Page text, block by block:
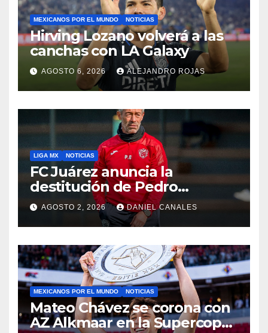
MEXICANOS POR EL MUNDO NOTICIAS
Hirving Lozano volverá a las
canchas con LA Galaxy
AGOSTO 6, 2026 ALEJANDRO ROJAS
LIGA MX NOTICIAS
FC Juárez anuncia la
destitución de Pedro
Caixinha
AGOSTO 2, 2026 DANIEL CANALES
MEXICANOS POR EL MUNDO NOTICIAS
Mateo Chávez se corona con
AZ Alkmaar en la Supercopa